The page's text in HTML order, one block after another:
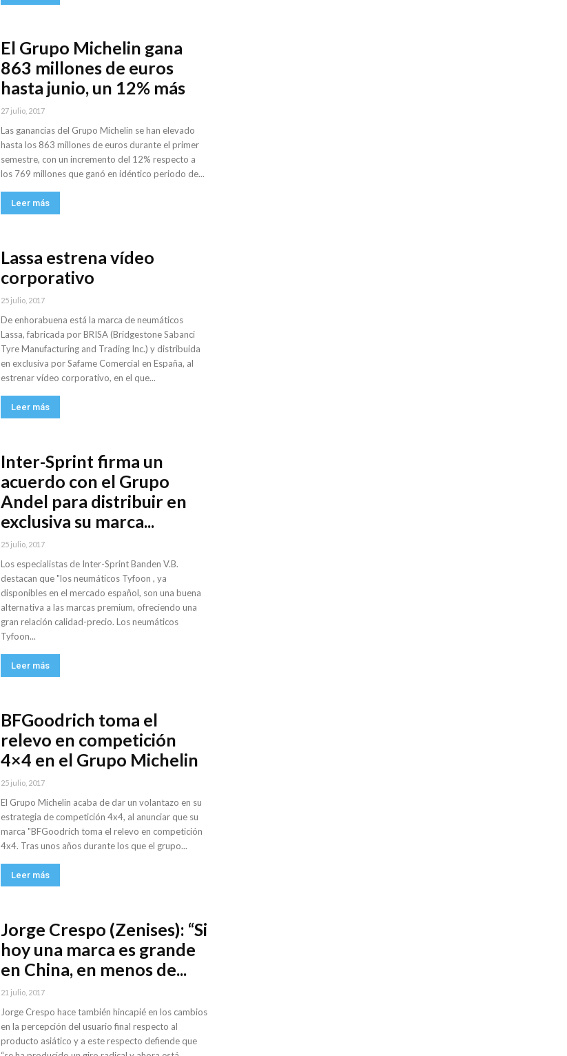
El Grupo Michelin gana
863 millones de euros
hasta junio, un 12% más
27 julio, 2017
Las ganancias del Grupo Michelin se han elevado
hasta los 863 millones de euros durante el primer
semestre, con un incremento del 12% respecto a
los 769 millones que ganó en idéntico periodo de...
Leer más
Lassa estrena vídeo
corporativo
25 julio, 2017
De enhorabuena está la marca de neumáticos
Lassa, fabricada por BRISA (Bridgestone Sabanci
Tyre Manufacturing and Trading Inc.) y distribuida
en exclusiva por Safame Comercial en España, al
estrenar vídeo corporativo, en el que...
Leer más
Inter-Sprint firma un
acuerdo con el Grupo
Andel para distribuir en
exclusiva su marca...
25 julio, 2017
Los especialistas de Inter-Sprint Banden V.B.
destacan que "los neumáticos Tyfoon , ya
disponibles en el mercado español, son una buena
alternativa a las marcas premium, ofreciendo una
gran relación calidad-precio. Los neumáticos
Tyfoon...
Leer más
BFGoodrich toma el
relevo en competición
4×4 en el Grupo Michelin
25 julio, 2017
El Grupo Michelin acaba de dar un volantazo en su
estrategia de competición 4x4, al anunciar que su
marca "BFGoodrich toma el relevo en competición
4x4. Tras unos años durante los que el grupo...
Leer más
Jorge Crespo (Zenises): “Si
hoy una marca es grande
en China, en menos de...
21 julio, 2017
Jorge Crespo hace también hincapié en los cambios
en la percepción del usuario final respecto al
producto asiático y a este respecto defiende que